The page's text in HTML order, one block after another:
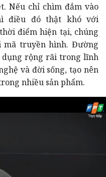
Nếu chỉ chìm đắm vào
điều đó thật khó với
điểm hiện tại, chúng
truyền hình. Đường
dụng rộng rãi trong lĩnh
và đời sống, tạo nên
nhiều sản phẩm.